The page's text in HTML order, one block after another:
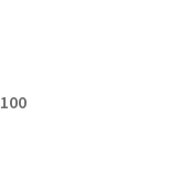
100 מ"ל ליחידה